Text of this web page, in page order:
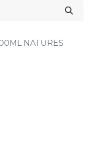
NATURES